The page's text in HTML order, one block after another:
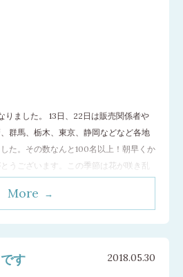
りました。 13日、22日は販売関係者や
群馬、栃木、東京、静岡などなど各地
た。その数なんと100名以上！朝早くか
うございます。この季節は花が咲き乱
の香りが漂う中、元気なみなさんにお
More
す 2018.05.30